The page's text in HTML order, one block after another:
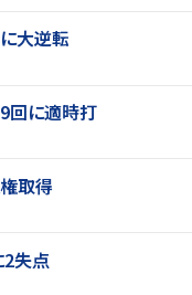
大逆転
回に適時打
取得
失点